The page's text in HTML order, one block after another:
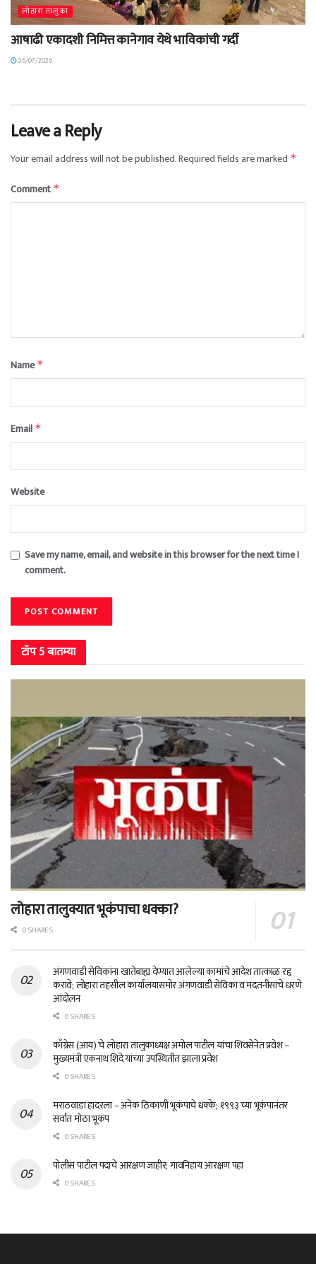
लोहारा तालुका
आषाढी एकादशी निमित्त कानेगाव येथे भाविकांची गर्दी
26/07/2026
Leave a Reply
Your email address will not be published.Required fields are marked *
Comment *
Name*
Email *
Website
Save my name, email, and website in this browser for the next time I
comment.
टॉप 5 बातम्या
लोहारा तालुक्यात भूकंपाचा धक्का?
0 SHARES
अंगणवाडी सेविकांना खातेबाह्य देण्यात आलेल्या कामांचे आदेश तात्काळ रद्द
करावे; लोहारा तहसील कार्यालयासमोर अंगणवाडी सेविका व मदतनीसांचे धरणे
आंदोलन
0 SHARES
काँग्रेस (आय) चे लोहारा तालुकाध्यक्ष अमोल पाटील यांचा शिवसेनेत प्रवेश –
मुख्यमंत्री एकनाथ शिंदे यांच्या उपस्थितीत झाला प्रवेश
0 SHARES
मराठवाडा हादरला – अनेक ठिकाणी भूकंपाचे धक्के; १९९३ च्या भूकंपानंतर
सर्वात मोठा भूकंप
0 SHARES
पोलीस पाटील पदाचे आरक्षण जाहीर; गावनिहाय आरक्षण पहा
0 SHARES